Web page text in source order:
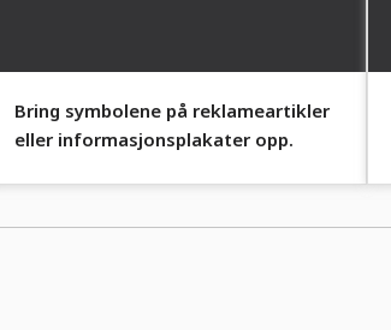
Bring symbolene på reklameartikler
eller informasjonsplakater opp.